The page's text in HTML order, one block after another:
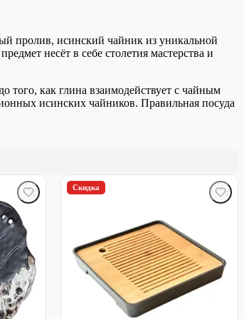
пролив, исинский чайник из уникальной
несёт в себе столетия мастерства и
того, как глина взаимодействует с чайным
исинских чайников. Правильная посуда
Скидка